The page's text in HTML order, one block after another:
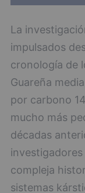
La
impulsados
cronología de
Guareña
por carbono
mucho más
décadas
compleja
sistemas